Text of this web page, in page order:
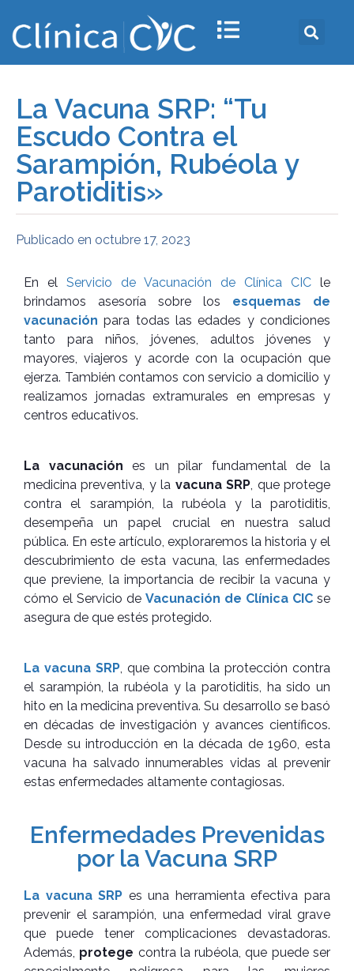
La Vacuna SRP: “Tu
Escudo Contra el
Sarampión, Rubéola y
Parotiditis»
Publicado en octubre 17, 2023
En el Servicio de Vacunación de Clínica CIC le
brindamos asesoría sobre los esquemas de
vacunación para todas las edades y condiciones
tanto para niños, jóvenes, adultos jóvenes y
mayores, viajeros y acorde con la ocupación que
ejerza. También contamos con servicio a domicilio y
realizamos jornadas extramurales en empresas y
centros educativos.
La vacunación es un pilar fundamental de la
medicina preventiva, y la vacuna SRP , que protege
contra el sarampión, la rubéola y la parotiditis,
desempeña un papel crucial en nuestra salud
pública. En este artículo, exploraremos la historia y el
descubrimiento de esta vacuna, las enfermedades
que previene, la importancia de recibir la vacuna y
cómo el Servicio de Vacunación de Clínica CIC se
asegura de que estés protegido.
La vacuna SRP, que combina la protección contra
el sarampión, la rubéola y la parotiditis, ha sido un
hito en la medicina preventiva. Su desarrollo se basó
en décadas de investigación y avances científicos.
Desde su introducción en la década de 1960, esta
vacuna ha salvado innumerables vidas al prevenir
estas enfermedades altamente contagiosas.
Enfermedades Prevenidas
por la Vacuna SRP
La vacuna SRP es una herramienta efectiva para
prevenir el sarampión, una enfermedad viral grave
que puede tener complicaciones devastadoras.
Además, protege contra la rubéola, que puede ser